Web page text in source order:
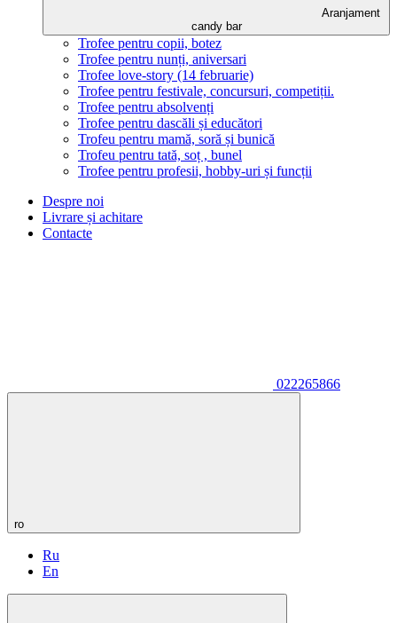
Aranjament
candy bar
Trofee pentru copii, botez
Trofee pentru nunți, aniversari
Trofee love-story (14 februarie)
Trofee pentru festivale, concursuri, competiții.
Trofee pentru absolvenți
Trofee pentru dascăli și educători
Trofeu pentru mamă, soră și bunică
Trofeu pentru tată, soț , bunel
Trofee pentru profesii, hobby-uri și funcții
Despre noi
Livrare și achitare
Contacte
022265866
ro
Ru
En